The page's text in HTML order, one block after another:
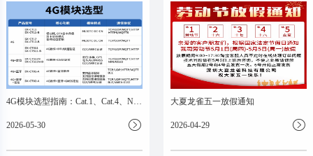
4G模块选型指南：Cat.1、Cat.4、NB-IoT，别再被参数表搞晕了
2026-05-30
大夏龙雀五一放假通知
2026-04-29